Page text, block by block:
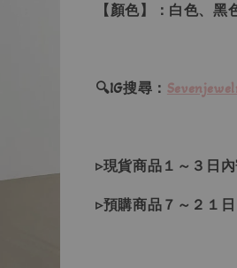
【顏色】：白色、黑
🔍IG搜尋：
▹現貨商品１～３日內
▹預購商品７～２１